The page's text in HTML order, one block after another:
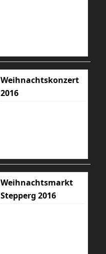
Weihnachtskonzert
2016
Weihnachtsmarkt
Stepperg 2016